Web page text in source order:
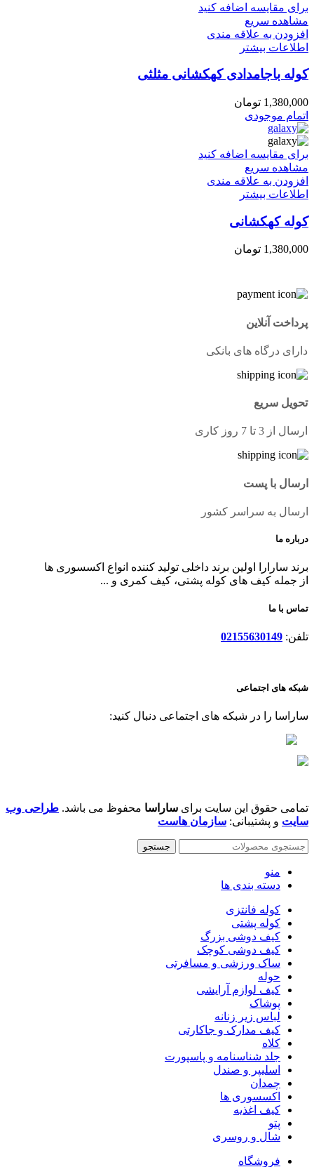
برای مقایسه اضافه کنید
مشاهده سریع
افزودن به علاقه مندی
اطلاعات بیشتر
کوله باجامدادی کهکشانی مثلثی
1,380,000 تومان
اتمام موجودی
برای مقایسه اضافه کنید
مشاهده سریع
افزودن به علاقه مندی
اطلاعات بیشتر
کوله کهکشانی
1,380,000 تومان
پرداخت آنلاین
دارای درگاه های بانکی
تحویل سریع
ارسال از 3 تا 7 روز کاری
ارسال با پست
ارسال به سراسر کشور
درباره ما
برند سارارا اولین برند داخلی تولید کننده انواع اکسسوری ها
از جمله کیف های کوله پشتی، کیف کمری و ...
تماس با ما
تلفن: 02155630149
شبکه های اجتماعی
ساراسا را در شبکه های اجتماعی دنبال کنید:
تمامی حقوق این سایت برای ساراسا محفوظ می باشد. طراحی وب
سایت و پشتیبانی: سازمان هاست
جستجو
منو
دسته بندی ها
کوله فانتزی
کوله پشتی
کیف دوشی بزرگ
کیف دوشى کوچک
ساک ورزشی و مسافرتی
حوله
کیف لوازم آرایشی
پوشاک
لباس زیر زنانه
کیف مدارک و جاکارتی
کلاه
جلد شناسنامه و پاسپورت
اسلیپر و صندل
چمدان
اکسسوری ها
کیف اغذیه
پتو
شال و روسری
فروشگاه